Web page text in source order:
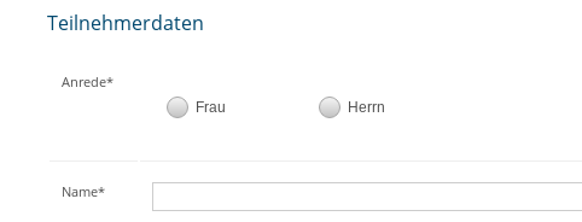
Teilnehmerdaten
Anrede*
Frau Herrn
Name*